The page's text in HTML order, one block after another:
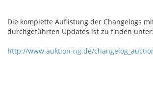
Die komplette Auflistung der Changelogs
durchgeführten Updates ist zu finden unter:
http://www.auktion-ng.de/